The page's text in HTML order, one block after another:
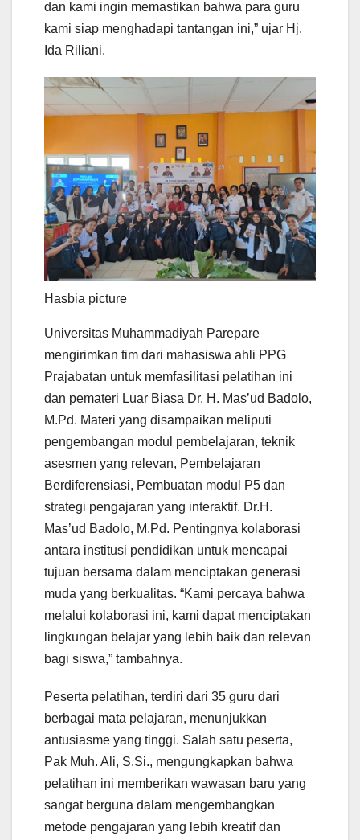
dan kami ingin memastikan bahwa para guru
kami siap menghadapi tantangan ini,” ujar Hj.
Ida Riliani.
Hasbia picture
Universitas Muhammadiyah Parepare
mengirimkan tim dari mahasiswa ahli PPG
Prajabatan untuk memfasilitasi pelatihan ini
dan pemateri Luar Biasa Dr. H. Mas’ud Badolo,
M.Pd. Materi yang disampaikan meliputi
pengembangan modul pembelajaran, teknik
asesmen yang relevan, Pembelajaran
Berdiferensiasi, Pembuatan modul P5 dan
strategi pengajaran yang interaktif. Dr.H.
Mas’ud Badolo, M.Pd. Pentingnya kolaborasi
antara institusi pendidikan untuk mencapai
tujuan bersama dalam menciptakan generasi
muda yang berkualitas. “Kami percaya bahwa
melalui kolaborasi ini, kami dapat menciptakan
lingkungan belajar yang lebih baik dan relevan
bagi siswa,” tambahnya.
Peserta pelatihan, terdiri dari 35 guru dari
berbagai mata pelajaran, menunjukkan
antusiasme yang tinggi. Salah satu peserta,
Pak Muh. Ali, S.Si., mengungkapkan bahwa
pelatihan ini memberikan wawasan baru yang
sangat berguna dalam mengembangkan
metode pengajaran yang lebih kreatif dan